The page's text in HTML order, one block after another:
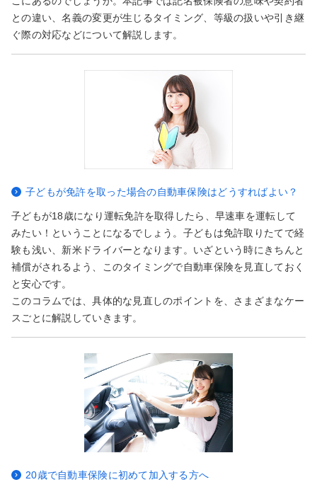
との違い、名義の変更が生じるタイミング、等級の扱いや引き継
ぐ際の対応などについて解説します。
子どもが免許を取った場合の自動車保険はどうすればよい？
子どもが18歳になり運転免許を取得したら、早速車を運転して
みたい！ということになるでしょう。子どもは免許取りたてで経
験も浅い、新米ドライバーとなります。いざという時にきちんと
補償がされるよう、このタイミングで自動車保険を見直しておく
と安心です。
このコラムでは、具体的な見直しのポイントを、さまざまなケー
スごとに解説していきます。
20歳で自動車保険に初めて加入する方へ